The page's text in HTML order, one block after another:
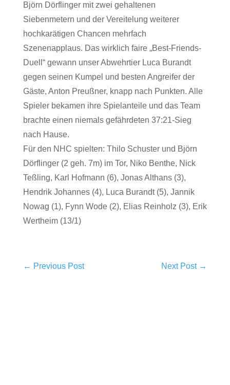
Björn Dörflinger mit zwei gehaltenen
Siebenmetern und der Vereitelung weiterer
hochkarätigen Chancen mehrfach
Szenenapplaus. Das wirklich faire „Best-Friends-
Duell“ gewann unser Abwehrtier Luca Burandt
gegen seinen Kumpel und besten Angreifer der
Gäste, Anton Preußner, knapp nach Punkten. Alle
Spieler bekamen ihre Spielanteile und das Team
brachte einen niemals gefährdeten 37:21-Sieg
nach Hause.
Für den NHC spielten: Thilo Schuster und Björn
Dörflinger (2 geh. 7m) im Tor, Niko Benthe, Nick
Teßling, Karl Hofmann (6), Jonas Althans (3),
Hendrik Johannes (4), Luca Burandt (5), Jannik
Nowag (1), Fynn Wode (2), Elias Reinholz (3), Erik
Wertheim (13/1)
← Previous Post Next Post→